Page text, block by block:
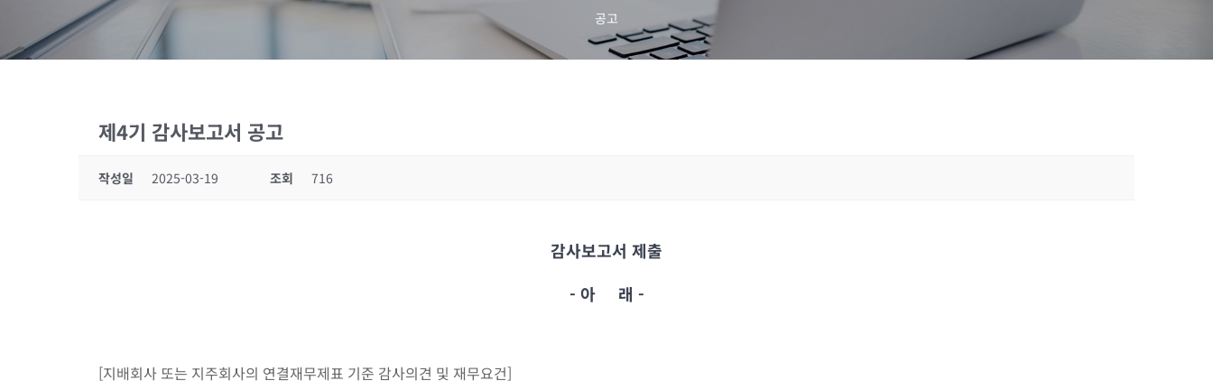
공고
제4기 감사보고서 공고
작성일 2025-03-19 조회 716
감사보고서 제출
- 아 래 -
[지배회사 또는 지주회사의 연결재무제표 기준 감사의견 및 재무요건]